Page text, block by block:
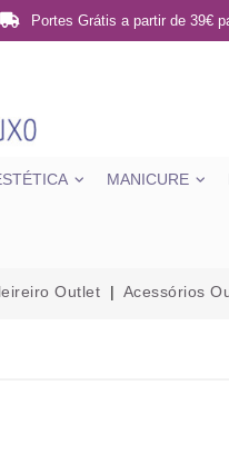
Portes Grátis a partir de 39€
MANICURE
Outlet Acessórios